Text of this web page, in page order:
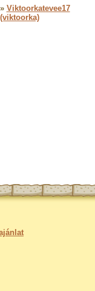
» Viktoorkatevee17
(viktoorka)